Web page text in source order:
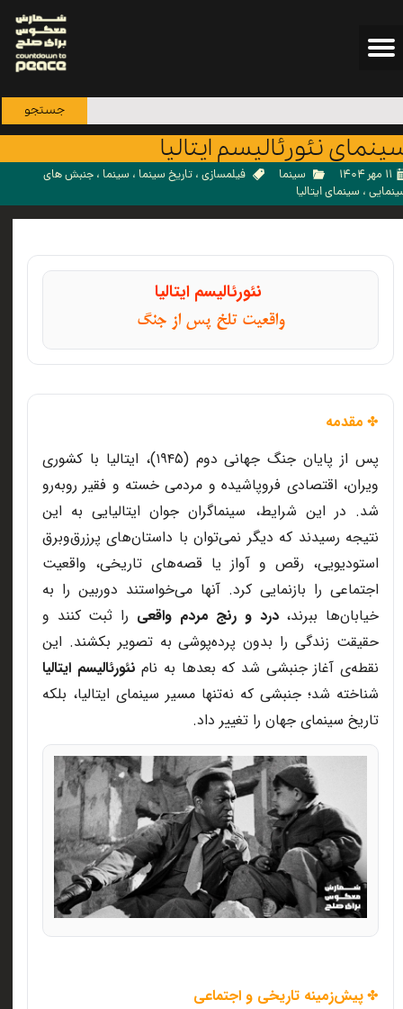
نئورئالیسم ایتالیا
۱۱ مهر ۱۴۰۴ سینما فیلمسازی ، تاریخ سینما ، سینما ، جنبش های
، سینمای ایتالیا
نئورئالیسم ایتالیا
واقعیت تلخ پس از جنگ
✤ مقدمه
پس از پایان جنگ جهانی دوم (۱۹۴۵)، ایتالیا با کشوری
ویران، اقتصادی فروپاشیده و مردمی خسته و فقیر روبه‌رو
شد. در این شرایط، سینماگران جوان ایتالیایی به این
نتیجه رسیدند که دیگر نمی‌توان با داستان‌های پرزرق‌وبرق
استودیویی، رقص و آواز یا قصه‌های تاریخی، واقعیت
اجتماعی را بازنمایی کرد. آنها می‌خواستند دوربین را به
خیابان‌ها ببرند،درد و رنج مردم واقعی را ثبت کنند و
حقیقت زندگی را بدون پرده‌پوشی به تصویر بکشند. این
نقطه‌ی آغاز جنبشی شد که بعدها به نام نئورئالیسم ایتالیا
شناخته شد؛ جنبشی که نه‌تنها مسیر سینمای ایتالیا، بلکه
تاریخ سینمای جهان را تغییر داد.
✤ پیش‌زمینه تاریخی و اجتماعی
جستجو